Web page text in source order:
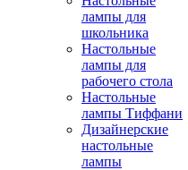
лампы для
школьника
Настольные
лампы для
рабочего стола
Настольные
лампы Тиффани
Дизайнерские
настольные
лампы